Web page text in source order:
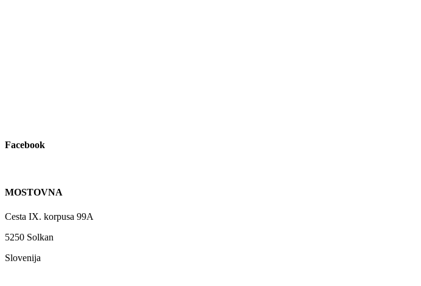
Facebook
MOSTOVNA
Cesta IX. korpusa 99A
5250 Solkan
Slovenija